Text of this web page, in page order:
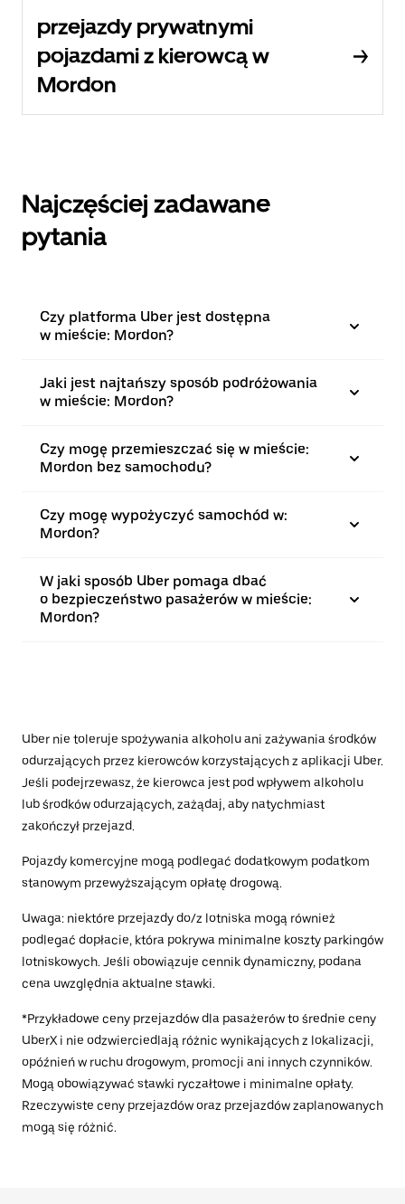
przejazdy prywatnymi
pojazdami z kierowcą w
Mordon
Najczęściej zadawane
pytania
Czy platforma Uber jest dostępna
w mieście: Mordon?
Jaki jest najtańszy sposób podróżowania
w mieście: Mordon?
Czy mogę przemieszczać się w mieście:
Mordon bez samochodu?
Czy mogę wypożyczyć samochód w:
Mordon?
W jaki sposób Uber pomaga dbać
o bezpieczeństwo pasażerów w mieście:
Mordon?
Uber nie toleruje spożywania alkoholu ani zażywania środków
odurzających przez kierowców korzystających z aplikacji Uber.
Jeśli podejrzewasz, że kierowca jest pod wpływem alkoholu
lub środków odurzających, zażądaj, aby natychmiast
zakończył przejazd.
Pojazdy komercyjne mogą podlegać dodatkowym podatkom
stanowym przewyższającym opłatę drogową.
Uwaga: niektóre przejazdy do/z lotniska mogą również
podlegać dopłacie, która pokrywa minimalne koszty parkingów
lotniskowych. Jeśli obowiązuje cennik dynamiczny, podana
cena uwzględnia aktualne stawki.
*Przykładowe ceny przejazdów dla pasażerów to średnie ceny
UberX i nie odzwierciedlają różnic wynikających z lokalizacji,
opóźnień w ruchu drogowym, promocji ani innych czynników.
Mogą obowiązywać stawki ryczałtowe i minimalne opłaty.
Rzeczywiste ceny przejazdów oraz przejazdów zaplanowanych
mogą się różnić.